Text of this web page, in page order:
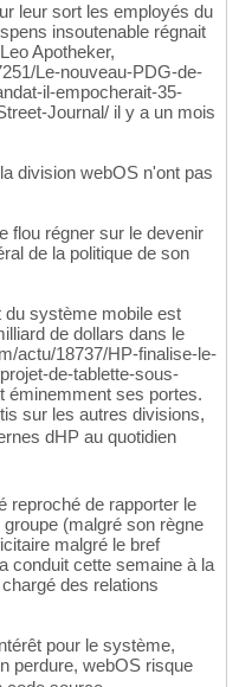
leur sort les employés du
insoutenable régnait
Apotheker,
Le-nouveau-PDG-de-
il-empocherait-35-
Journal/ il y a un mois
division webOS n'ont pas
flou régner sur le devenir
de la politique de son
du système mobile est
de dollars dans le
actu/18737/HP-finalise-le-
de-tablette-sous-
éminemment ses portes.
sur les autres divisions,
dHP au quotidien
reproché de rapporter le
(malgré son règne
malgré le bref
conduit cette semaine à la
des relations
pour le système,
perdure, webOS risque